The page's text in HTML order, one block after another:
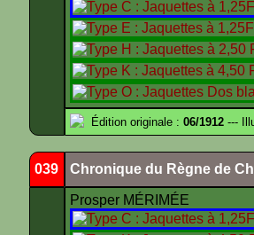
Édition originale : 06/1912 ---
039 Chronique du Règne de
Prosper MÉRIMÉE